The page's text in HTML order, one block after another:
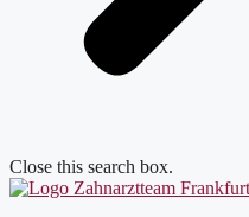
Close this search box.